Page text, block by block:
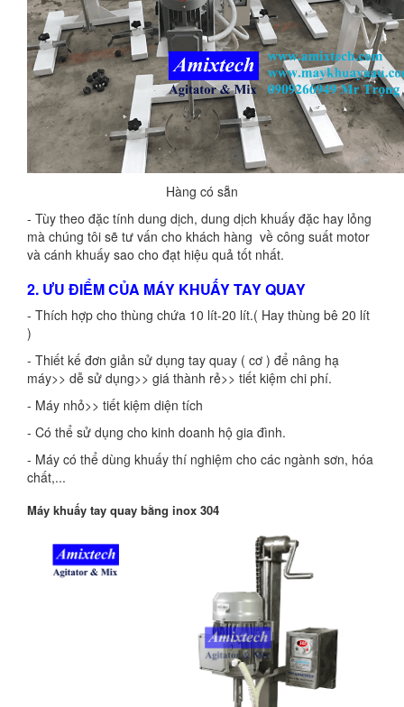
Hàng có sẵn
- Tùy theo đặc tính dung dịch, dung dịch khuấy đặc hay lỏng
mà chúng tôi sẽ tư vấn cho khách hàng về công suất motor
và cánh khuấy sao cho đạt hiệu quả tốt nhất.
2. ƯU ĐIỂM CỦA MÁY KHUẤY TAY QUAY
- Thích hợp cho thùng chứa 10 lít-20 lít.( Hay thùng bê 20 lít
)
- Thiết kế đơn giản sử dụng tay quay ( cơ ) để nâng hạ
máy>> dễ sử dụng>> giá thành rẻ>> tiết kiệm chi phí.
- Máy nhỏ>> tiết kiệm diện tích
- Có thể sử dụng cho kinh doanh hộ gia đình.
- Máy có thể dùng khuấy thí nghiệm cho các ngành sơn, hóa
chất,...
Máy khuấy tay quay bằng inox 304